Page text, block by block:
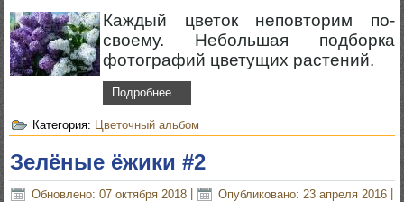
Каждый цветок неповторим по-
своему. Небольшая подборка
фотографий цветущих растений.
Подробнее...
Категория: Цветочный альбом
Зелёные ёжики #2
Обновлено: 07 октября 2018 Опубликовано: 23 апреля 2016